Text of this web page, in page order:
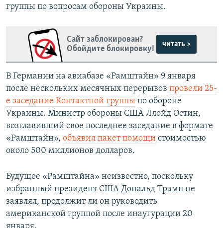
группы по вопросам обороны Украины.
Сайт заблокирован?
Обойдите блокировку!
читать >
В Германии на авиабазе «Рамштайн» 9 января
после нескольких месячных перерывов провели 25-
е заседание Контактной группы по обороне
Украины. Министр обороны США Ллойд Остин,
возглавивший свое последнее заседание в формате
«Рамштайн», объявил пакет помощи стоимостью
около 500 миллионов долларов.
Будущее «Рамштайна» неизвестно, поскольку
избранный президент США Дональд Трамп не
заявлял, продолжит ли он руководить
американской группой после инаугурации 20